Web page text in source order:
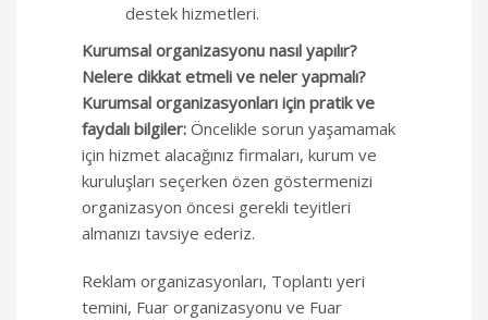
destek hizmetleri.
Kurumsal organizasyonu nasıl yapılır?
Nelere dikkat etmeli ve neler yapmalı?
Kurumsal organizasyonları için pratik ve
faydalı bilgiler: Öncelikle sorun yaşamamak
için hizmet alacağınız firmaları, kurum ve
kuruluşları seçerken özen göstermenizi
organizasyon öncesi gerekli teyitleri
almanızı tavsiye ederiz.
Reklam organizasyonları, Toplantı yeri
temini, Fuar organizasyonu ve Fuar